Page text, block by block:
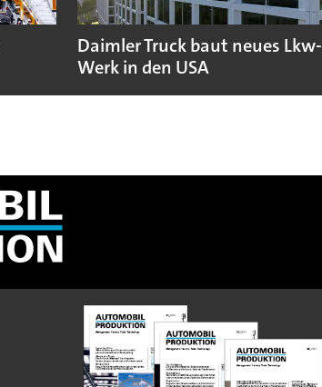
Daimler Truck baut neues Lkw-
Werk in den USA